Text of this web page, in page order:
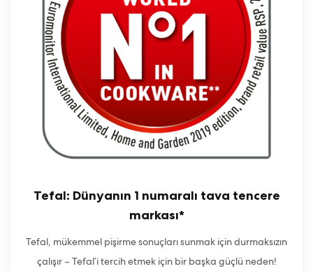
Tefal: Dünyanın 1 numaralı tava tencere
markası*
Tefal, mükemmel pişirme sonuçları sunmak için durmaksızın
çalışır – Tefal’i tercih etmek için bir başka güçlü neden!